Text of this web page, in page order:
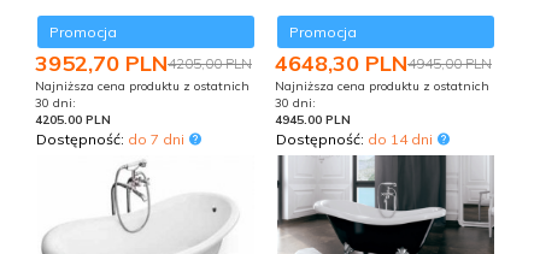
Promocja
3952,70 PLN4205,00 PLN
Najniższa cena produktu z ostatnich
30 dni:
4205.00 PLN
Dostępność: do 7 dni
Promocja
4648,30 PLN4945,00 PLN
Najniższa cena produktu z ostatnich
30 dni:
4945.00 PLN
Dostępność: do 14 dni